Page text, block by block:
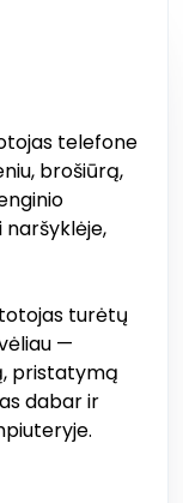
telefone
brošiūrą,
naršyklėje,
turėtų
—
pristatymą
dabar ir